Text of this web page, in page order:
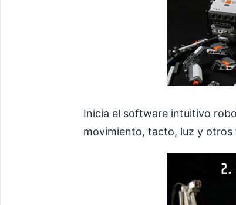
Inicia el software intuitivo
movimiento, tacto, luz y otros